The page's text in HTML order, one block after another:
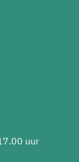
uur